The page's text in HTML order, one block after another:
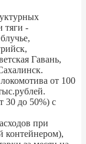
тяги -
Гавань,
от 100
30 до 50%) с
при
контейнером),